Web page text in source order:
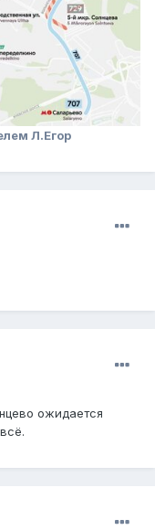
Л.Егор
ожидается